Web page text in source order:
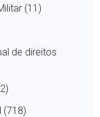
(11)
de direitos
(718)